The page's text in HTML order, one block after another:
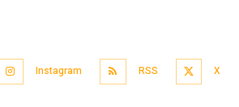
Instagram RSS X